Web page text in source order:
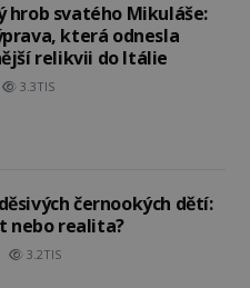
hrob svatého Mikuláše:
která odnesla
relikvii do Itálie
3.3TIS
černookých dětí:
nebo realita?
3.2TIS